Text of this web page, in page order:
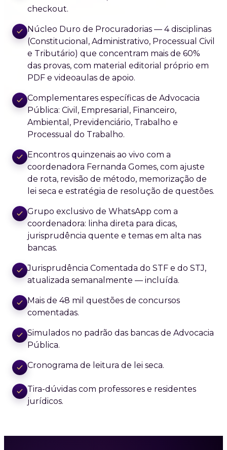
checkout.
Núcleo Duro de Procuradorias — 4 disciplinas
(Constitucional, Administrativo, Processual Civil
e Tributário) que concentram mais de 60%
das provas, com material editorial próprio em
PDF e videoaulas de apoio.
Complementares específicas de Advocacia
Pública: Civil, Empresarial, Financeiro,
Ambiental, Previdenciário, Trabalho e
Processual do Trabalho.
Encontros quinzenais ao vivo com a
coordenadora Fernanda Gomes, com ajuste
de rota, revisão de método, memorização de
lei seca e estratégia de resolução de questões.
Grupo exclusivo de WhatsApp com a
coordenadora: linha direta para dicas,
jurisprudência quente e temas em alta nas
bancas.
Jurisprudência Comentada do STF e do STJ,
atualizada semanalmente — incluída.
Mais de 48 mil questões de concursos
comentadas.
Simulados no padrão das bancas de Advocacia
Pública.
Cronograma de leitura de lei seca.
Tira-dúvidas com professores e residentes
jurídicos.